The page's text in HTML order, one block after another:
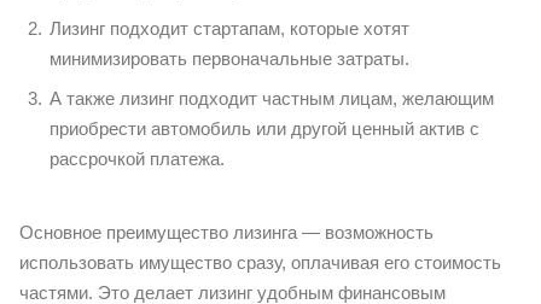
Лизинг подходит стартапам, которые хотят
минимизировать первоначальные затраты.
А также лизинг подходит частным лицам, желающим
приобрести автомобиль или другой ценный актив с
рассрочкой платежа.
Основное преимущество лизинга — возможность
использовать имущество сразу, оплачивая его стоимость
частями. Это делает лизинг удобным финансовым